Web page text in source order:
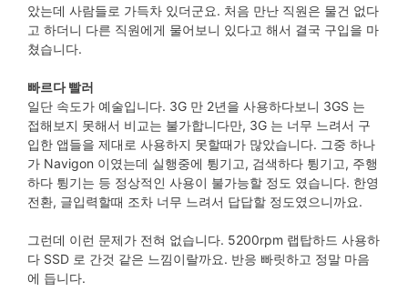
았는데 사람들로 가득차 있더군요. 처음 만난 직원은 물건 없다
고 하더니 다른 직원에게 물어보니 있다고 해서 결국 구입을 마
쳤습니다.
빠르다 빨러
일단 속도가 예술입니다. 3G 만 2년을 사용하다보니 3GS 는
접해보지 못해서 비교는 불가합니다만, 3G 는 너무 느려서 구
입한 앱들을 제대로 사용하지 못할때가 많았습니다. 그중 하나
가 Navigon 이였는데 실행중에 튕기고, 검색하다 튕기고, 주행
하다 튕기는 등 정상적인 사용이 불가능할 정도 였습니다. 한영
전환, 글입력할때 조차 너무 느려서 답답할 정도였으니까요.
그런데 이런 문제가 전혀 없습니다. 5200rpm 랩탑하드 사용하
다 SSD 로 간것 같은 느낌이랄까요. 반응 빠릿하고 정말 마음
에 듭니다.